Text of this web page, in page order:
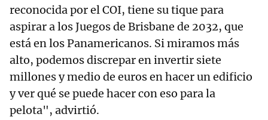
reconocida por el COI, tiene su tique para
aspirar a los Juegos de Brisbane de 2032, que
está en los Panamericanos. Si miramos más
alto, podemos discrepar en invertir siete
millones y medio de euros en hacer un edificio
y ver qué se puede hacer con eso para la
pelota", advirtió.